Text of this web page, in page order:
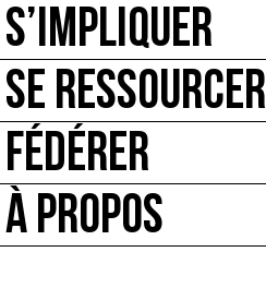
S’IMPLIQUER
SE RESSOURCER
FÉDÉRER
À PROPOS